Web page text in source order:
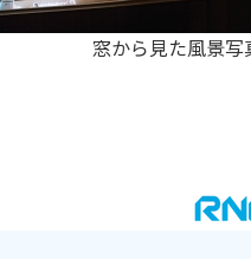
窓から見た風景